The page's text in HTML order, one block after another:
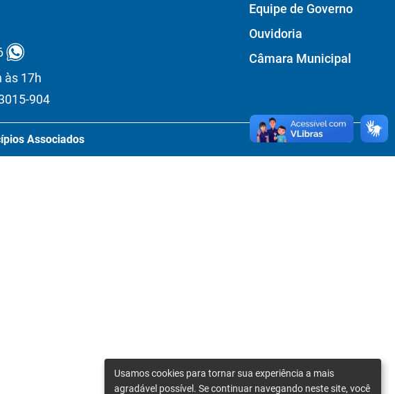
às 17h
904
Equipe de Governo
Ouvidoria
Câmara Municipal
Associados
Usamos cookies para tornar sua experiência a mais
agradável possível. Se continuar navegando neste site, você